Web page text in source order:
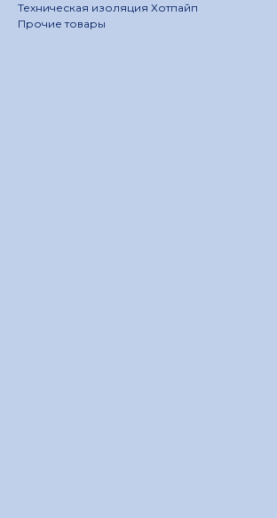
Техническая изоляция Хотпайп
Прочие товары